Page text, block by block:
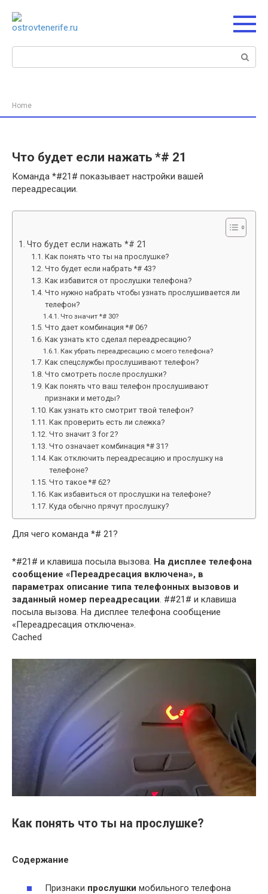
контенту
Поиск:
Home
Что будет если нажать *# 21
Команда *#21# показывает настройки вашей
переадресации.
Что будет если нажать *# 21
Как понять что ты на прослушке?
Что будет если набрать *# 43?
Как избавится от прослушки телефона?
Что нужно набрать чтобы узнать прослушивается ли
телефон?
Что значит *# 30?
Что дает комбинация *# 06?
Как узнать кто сделал переадресацию?
Как убрать переадресацию с моего телефона?
Как спецслужбы прослушивают телефон?
Что смотреть после прослушки?
Как понять что ваш телефон прослушивают
признаки и методы?
Как узнать кто смотрит твой телефон?
Как проверить есть ли слежка?
Что значит 3 for 2?
Что означает комбинация *# 31?
Как отключить переадресацию и прослушку на
телефоне?
Что такое *# 62?
Как избавиться от прослушки на телефоне?
Куда обычно прячут прослушку?
Для чего команда *# 21?
*#21# и клавиша посыла вызова. На дисплее телефона
сообщение «Переадресация включена», в
параметрах описание типа телефонных вызовов и
заданный номер переадресации. ##21# и клавиша
посыла вызова. На дисплее телефона сообщение
«Переадресация отключена».
Cached
Как понять что ты на прослушке?
Содержание
Признаки прослушки мобильного телефона